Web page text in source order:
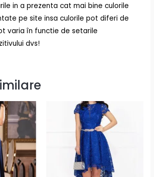
in a prezenta cat mai bine culorile
pe site insa culorile pot diferi de
varia în functie de setarile
dvs!